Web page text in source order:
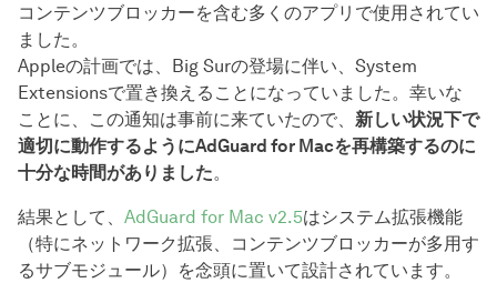
コンテンツブロッカーを含む多くのアプリで使用されてい
ました。
Appleの計画では、Big Surの登場に伴い、System
Extensionsで置き換えることになっていました。幸いな
ことに、この通知は事前に来ていたので、 新しい状況下で
適切に動作するようにAdGuard for Macを再構築するのに
十分な時間がありました。
結果として、 AdGuard for Mac v2.5はシステム拡張機能
（特にネットワーク拡張、コンテンツブロッカーが多用す
るサブモジュール）を念頭に置いて設計されています。